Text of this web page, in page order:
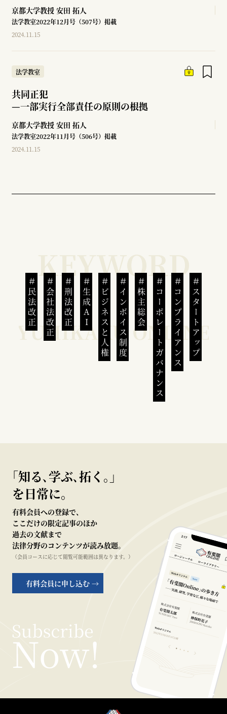
京都大学教授 安田 拓人
法学教室2022年12月号（507号）掲載
2024.11.15
法学教室
共同正犯
—一部実行全部責任の原則の根拠
京都大学教授 安田 拓人
法学教室2022年11月号（506号）掲載
2024.11.15
民法改正 会社法改正 刑法改正 生成AI ビジネスと人権インボイス制度 株主総会 コーポレートガバナンスコンプライアンススタートアップ
｢知る､学ぶ､拓く｡｣
を日常に。
有料会員への登録で、
ここだけの限定記事のほか
過去の文献まで
法律分野のコンテンツが読み放題。
（会員コースに応じて閲覧可能範囲は異なります。）
有料会員に申し込む →